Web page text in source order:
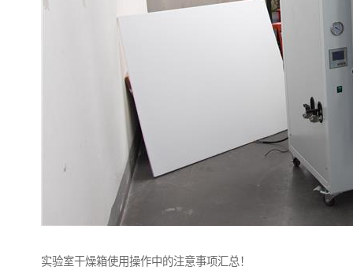
实验室干燥箱使用操作中的注意事项汇总！